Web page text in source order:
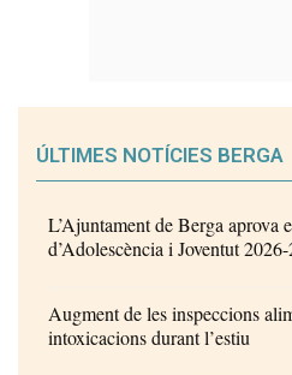
ÚLTIMES NOTÍCIES BERGA
L’Ajuntament de Berga aprova
d’Adolescència i Joventut
Augment de les inspeccions
intoxicacions durant l’estiu